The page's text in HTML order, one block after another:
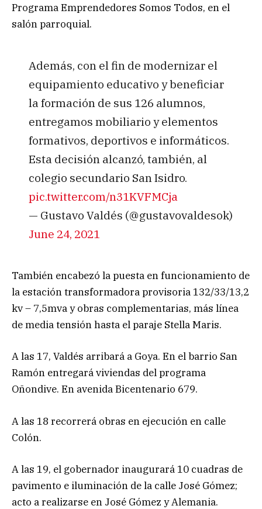
Programa Emprendedores Somos Todos, en el
salón parroquial.
Además, con el fin de modernizar el
equipamiento educativo y beneficiar
la formación de sus 126 alumnos,
entregamos mobiliario y elementos
formativos, deportivos e informáticos.
Esta decisión alcanzó, también, al
colegio secundario San Isidro.
pic.twitter.com/n31KVFMCja
— Gustavo Valdés (@gustavovaldesok)
June 24, 2021
También encabezó la puesta en funcionamiento de
la estación transformadora provisoria 132/33/13,2
kv – 7,5mva y obras complementarias, más línea
de media tensión hasta el paraje Stella Maris.
A las 17, Valdés arribará a Goya. En el barrio San
Ramón entregará viviendas del programa
Oñondive. En avenida Bicentenario 679.
A las 18 recorrerá obras en ejecución en calle
Colón.
A las 19, el gobernador inaugurará 10 cuadras de
pavimento e iluminación de la calle José Gómez;
acto a realizarse en José Gómez y Alemania.